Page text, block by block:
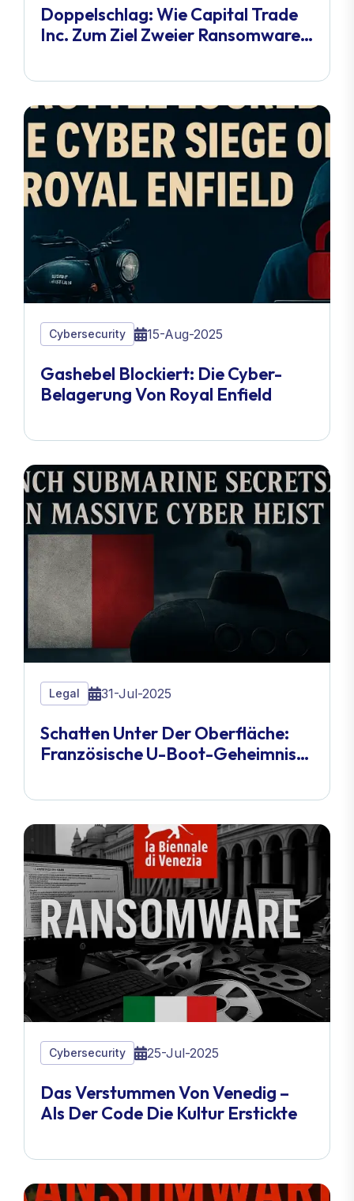
Doppelschlag: Wie Capital Trade
Inc. Zum Ziel Zweier Ransomware-
Cybersecurity 15-Aug-2025
Gashebel Blockiert: Die Cyber-
Belagerung Von Royal Enfield
Legal 31-Jul-2025
Schatten Unter Der Oberfläche:
Französische U-Boot-Geheimnisse
Enthüllt
Cybersecurity 25-Jul-2025
Das Verstummen Von Venedig –
Als Der Code Die Kultur Erstickte